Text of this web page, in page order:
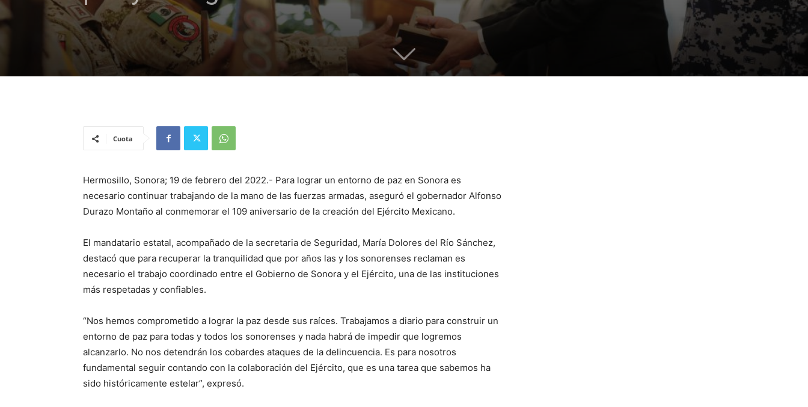
Cuota
Hermosillo, Sonora; 19 de febrero del 2022.- Para lograr un entorno de paz en Sonora es
necesario continuar trabajando de la mano de las fuerzas armadas, aseguró el gobernador Alfonso
Durazo Montaño al conmemorar el 109 aniversario de la creación del Ejército Mexicano.
El mandatario estatal, acompañado de la secretaria de Seguridad, María Dolores del Río Sánchez,
destacó que para recuperar la tranquilidad que por años las y los sonorenses reclaman es
necesario el trabajo coordinado entre el Gobierno de Sonora y el Ejército, una de las instituciones
más respetadas y confiables.
“Nos hemos comprometido a lograr la paz desde sus raíces. Trabajamos a diario para construir un
entorno de paz para todas y todos los sonorenses y nada habrá de impedir que logremos
alcanzarlo. No nos detendrán los cobardes ataques de la delincuencia. Es para nosotros
fundamental seguir contando con la colaboración del Ejército, que es una tarea que sabemos ha
sido históricamente estelar”, expresó.